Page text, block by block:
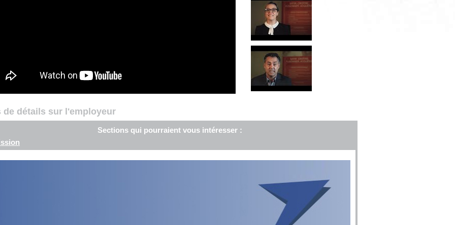
de détails sur l'employeur
Sections qui pourraient vous intéresser :